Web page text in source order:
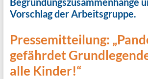
Vorschlag der Arbeitsgruppe.
Pressemitteilung:
gefährdet
alle Kinder!“